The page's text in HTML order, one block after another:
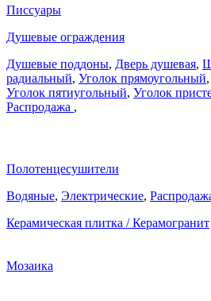
Писсуары
Душевые ограждения
Душевые поддоны, Дверь душевая,
радиальный, Уголок прямоугольный,
Уголок пятиугольный, Уголок
Распродажа ,
Полотенцесушители
Водяные, Электрические,
Керамическая плитка / Керамогранит
Мозаика